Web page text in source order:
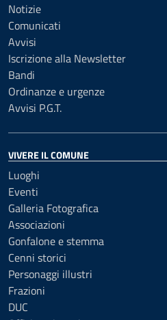
Notizie
Comunicati
Avvisi
Iscrizione alla Newsletter
Bandi
Ordinanze e urgenze
Avvisi P.G.T.
VIVERE IL COMUNE
Luoghi
Eventi
Galleria Fotografica
Associazioni
Gonfalone e stemma
Cenni storici
Personaggi illustri
Frazioni
DUC